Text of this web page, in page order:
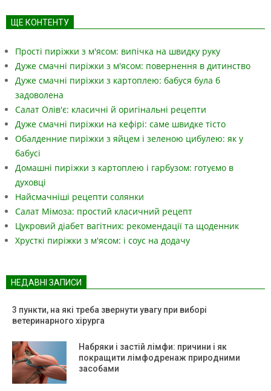
ЩЕ КОНТЕНТУ
Прості пиріжки з м'ясом: випічка на швидку руку
Дуже смачні пиріжки з м'ясом: повернення в дитинство
Дуже смачні пиріжки з картоплею: бабуся була б
задоволена
Салат Олів'є: класичні й оригінальні рецепти
Дуже смачні пиріжки на кефірі: саме швидке тісто
Обалденние пиріжки з яйцем і зеленою цибулею: як у
бабусі
Домашні пиріжки з картоплею і гарбузом: готуємо в
духовці
Найсмачніші рецепти солянки
Салат Мімоза: простий класичний рецепт
Цукровий діабет вагітних: рекомендації та щоденник
Хрусткі пиріжки з м'ясом: і соус на додачу
НЕДАВНІ ЗАПИСИ
3 пункти, на які треба звернути увагу при виборі
ветеринарного хірурга
Набряки і застій лімфи: причини і як
покращити лімфодренаж природними
засобами